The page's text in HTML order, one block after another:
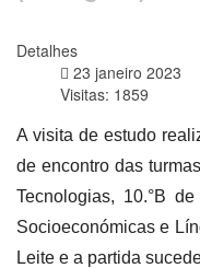
Detalhes
23 janeiro 2023
Visitas: 1859
A visita de estudo
de encontro das
Tecnologias, 10.°B
Socioeconómicas e
Leite e a partida